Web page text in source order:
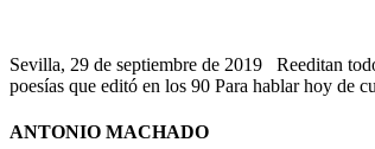
Sevilla, 29 de septiembre de 2019 Reeditan
poesías que editó en los 90 Para hablar hoy de
ANTONIO MACHADO